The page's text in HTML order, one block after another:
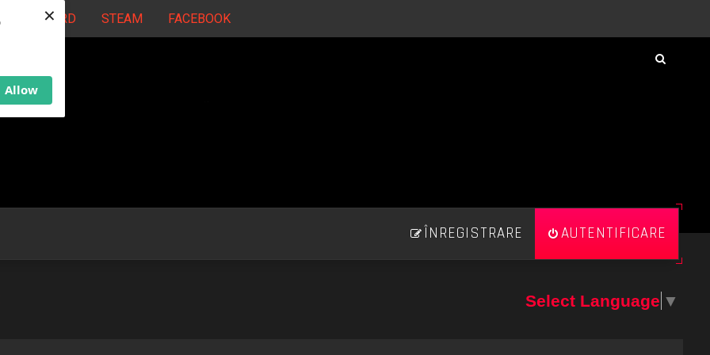
Allow
×
DISCORD STEAM FACEBOOK
AUTENTIFICARE
ÎNREGISTRARE
Select Language ▼